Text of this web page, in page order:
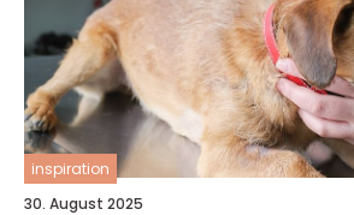
inspiration
30. August 2025